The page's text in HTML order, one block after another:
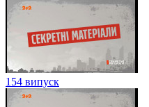
154 випуск